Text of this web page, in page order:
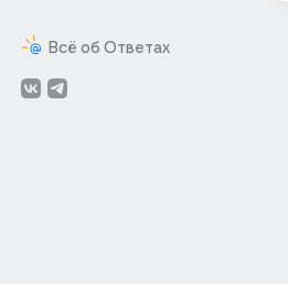
Всё об Ответах